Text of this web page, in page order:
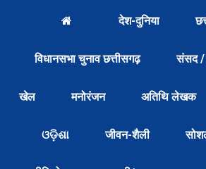
देश-दुनिया
विधानसभा चुनाव छत्तीसगढ़ संसद /
खेल मनोरंजन अतिथि लेखक
ଓଡ଼ିଶା जीवन-शैली